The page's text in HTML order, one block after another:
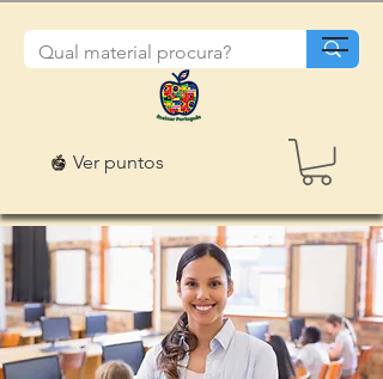
Ver puntos